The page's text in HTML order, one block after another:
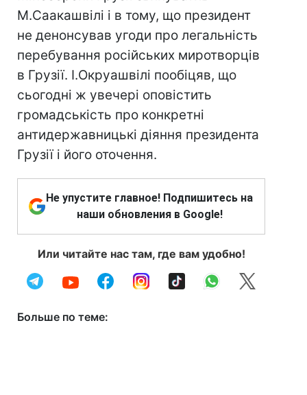
М.Саакашвілі і в тому, що президент
не денонсував угоди про легальність
перебування російських миротворців
в Грузії. І.Окруашвілі пообіцяв, що
сьогодні ж увечері оповістить
громадськість про конкретні
антидержавницькі діяння президента
Грузії і його оточення.
Не упустите главное! Подпишитесь на
наши обновления в Google!
Или читайте нас там, где вам удобно!
Больше по теме: